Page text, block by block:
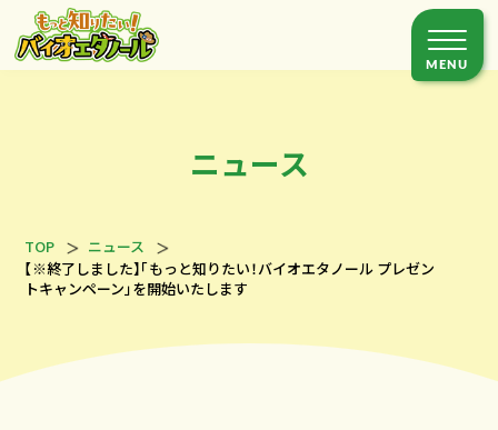
MENU
環境への貢献
自動車とバイオエタノール
もっと知りたい！デントコーン
ニュース
TOP
ニュース
【※終了しました】「もっと知りたい！バイオエタノール プレゼン
トキャンペーン」を開始いたします